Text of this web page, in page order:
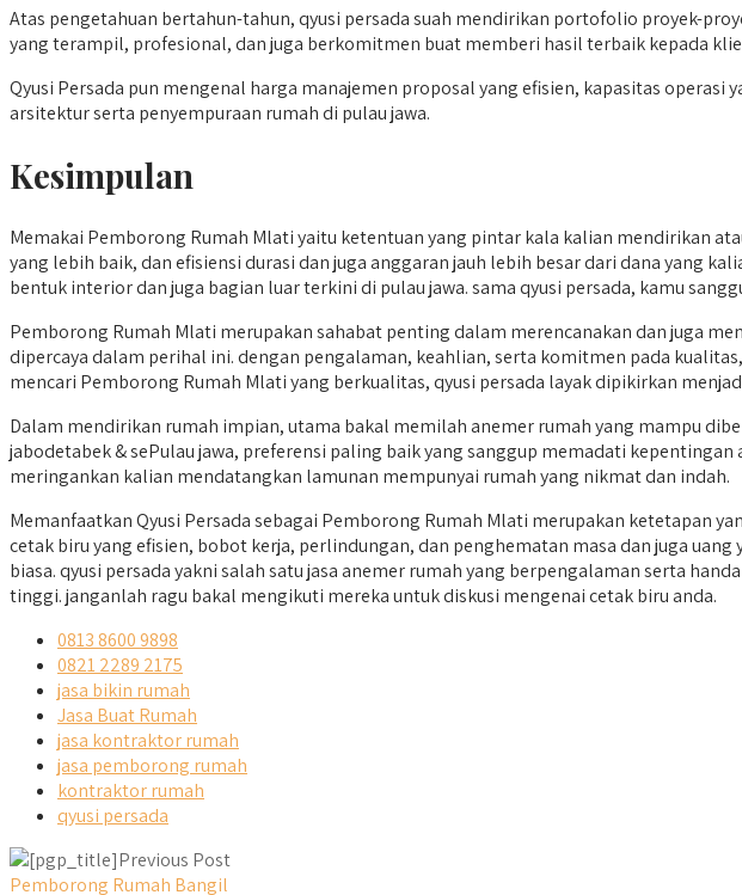
Atas pengetahuan bertahun-tahun, qyusi persada suah mendirikan portofolio proyek-
yang terampil, profesional, dan juga berkomitmen buat memberi hasil terbaik kepada
Qyusi Persada pun mengenal harga manajemen proposal yang efisien, kapasitas
arsitektur serta penyempuraan rumah di pulau jawa.
Kesimpulan
Memakai Pemborong Rumah Mlati yaitu ketentuan yang pintar kala kalian mendirikan
yang lebih baik, dan efisiensi durasi dan juga anggaran jauh lebih besar dari dana yang
bentuk interior dan juga bagian luar terkini di pulau jawa. sama qyusi persada, kamu
Pemborong Rumah Mlati merupakan sahabat penting dalam merencanakan dan juga
dipercaya dalam perihal ini. dengan pengalaman, keahlian, serta komitmen pada
mencari Pemborong Rumah Mlati yang berkualitas, qyusi persada layak dipikirkan
Dalam mendirikan rumah impian, utama bakal memilah anemer rumah yang mampu
jabodetabek & sePulau jawa, preferensi paling baik yang sanggup memadati
meringankan kalian mendatangkan lamunan mempunyai rumah yang nikmat dan indah.
Memanfaatkan Qyusi Persada sebagai Pemborong Rumah Mlati merupakan ketetapan
cetak biru yang efisien, bobot kerja, perlindungan, dan penghematan masa dan juga
biasa. qyusi persada yakni salah satu jasa anemer rumah yang berpengalaman serta
tinggi. janganlah ragu bakal mengikuti mereka untuk diskusi mengenai cetak biru anda.
0813 8600 9898
0821 2289 2175
jasa bikin rumah
Jasa Buat Rumah
jasa kontraktor rumah
jasa pemborong rumah
kontraktor rumah
qyusi persada
Previous Post
Pemborong Rumah Bangil